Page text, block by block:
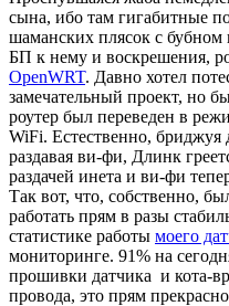
сына, ибо там гигабитные
шаманских плясок с бубном
БП к нему и воскрешения,
OpenWRT. Давно хотел
замечательный проект, но
роутер был переведен в
WiFi. Естественно,
раздавая ви-фи, Длинк
раздачей инета и ви-фи
Так вот, что, собственно,
работать прям в разы
статистике работы моего
мониторинге. 91% на
прошивки датчика и кота-
провода, это прям